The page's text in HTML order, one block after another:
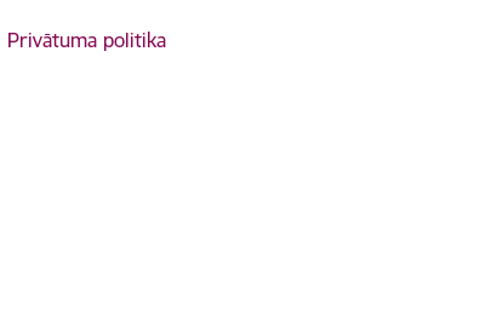
Privātuma politika